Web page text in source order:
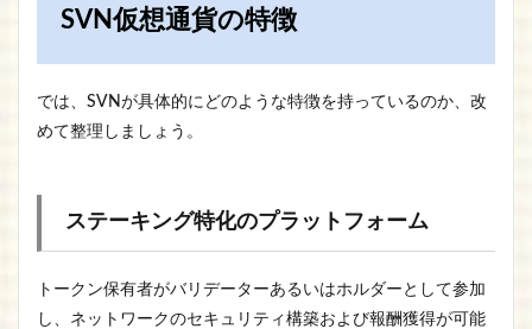
SVN仮想通貨の特徴
​では、SVNが具体的にどのような特徴を持っているのか、改
めて整理しましょう。
ステーキング特化のプラットフォーム
トークン保有者がバリデーターあるいはホルダーとして参加
し、ネットワークのセキュリティ構築および報酬獲得が可能